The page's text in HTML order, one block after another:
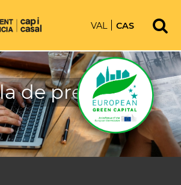
VAL CAS
de prensa